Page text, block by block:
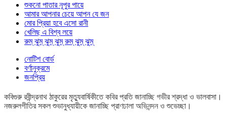
শুকনো পাতার নূপুর পায়ে
আমার আপনার চেয়ে আপন যে জন
মোর প্রিয়া হবে এসো রানী
খেলিছ এ বিশ্ব লয়ে
রুম্ ঝুম্ ঝুম্ ঝুম্ রুম্ ঝুম্ ঝুম্
নোটিশ বোর্ড
বর্ণানুক্রমে
জনপ্রিয়
কবিগুরু রবীন্দ্রনাথ ঠাকুরের মৃত্যুবার্ষিকীতে কবির প্রতি জানাচ্ছি গভীর শ্রদ্ধা ও ভালবাসা।
নজরুলগীতির সকল শুভানুধ্যায়ীকে জানাচ্ছি প্রাণঢালা অভিনন্দন ও শুভেচ্ছা।